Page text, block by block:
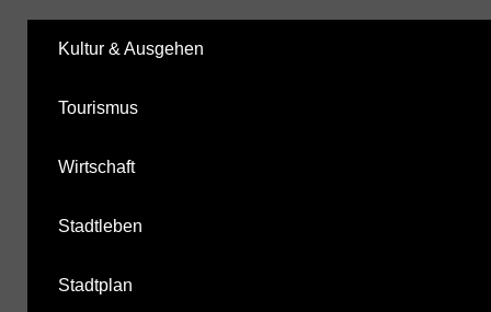
Kultur & Ausgehen
Tourismus
Wirtschaft
Stadtleben
Stadtplan